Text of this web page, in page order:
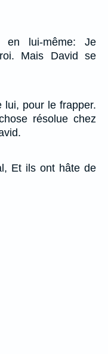
lui-même: Je
Mais David se
lui, pour le frapper.
résolue chez
Et ils ont hâte de